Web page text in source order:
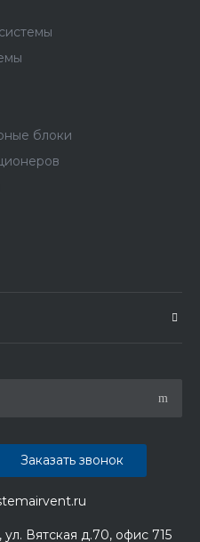
блоки
Вятская д.70, офис 715
Заказать звонок